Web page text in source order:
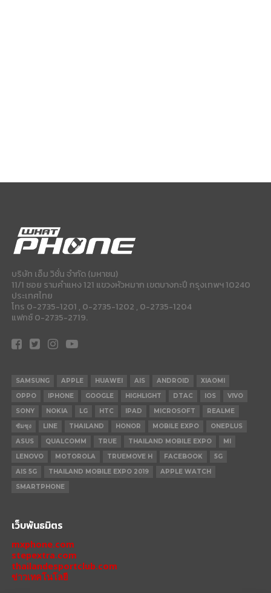
บริษัท เอ็ม วิชั่น จำกัด (มหาชน)
11/1 ซอย รามคำแหง 121 แขวงหัวหมาก เขตบางกะปี กรุงเทพฯ 10240
ประเทศไทย
โทร 0-2735-1201 , 0-2735-1202 , 0-2735-1204
แฟกซ์ 0-2735-2719.
SAMSUNG APPLE HUAWEI AIS ANDROID
XIAOMI
OPPO
IPHONE GOOGLE HIGHLIGHT DTAC IOS
VIVO
SONY
NOKIA LG HTC IPAD MICROSOFT
REALME
ซัมซุง
LINE THAILAND HONOR MOBILE EXPO
ONEPLUS
ASUS
QUALCOMM TRUE THAILAND MOBILE EXPO
MI
LENOVO
MOTOROLA TRUEMOVE H FACEBOOK
5G
AIS 5G
THAILAND MOBILE EXPO 2019
APPLE WATCH
SMARTPHONE
เว็บพันธมิตร
mxphone.com
stepextra.com
thailandesportclub.com
ข่าวเทคโนโลยี